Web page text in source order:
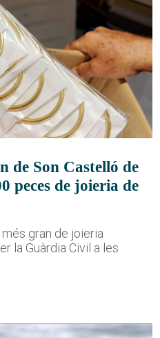
de Son Castelló de
peces de joieria de
gran de joieria
la Guàrdia Civil a les